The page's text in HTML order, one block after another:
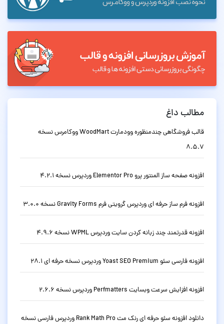
مطالب داغ
قالب فروشگاهی چندمنظوره وودمارت WoodMart ووکامرس نسخه
8.5.7
افزونه صفحه ساز المنتور پرو Elementor Pro وردپرس نسخه 4.2.1
افزونه فرم ساز حرفه ای وردپرس گرویتی فرم Gravity Forms نسخه 3.0.0
افزونه قدرتمند چند زبانه کردن سایت وردپرس WPML نسخه 4.9.6
افزونه فارسی سئو Yoast SEO Premium وردپرس نسخه حرفه ای 28.1
افزونه افزایش سرعت وبسایت Perfmatters وردپرس نسخه 2.6.6
دانلود افزونه سئو حرفه ای رنک مث Rank Math Pro وردپرس فارسی نسخه